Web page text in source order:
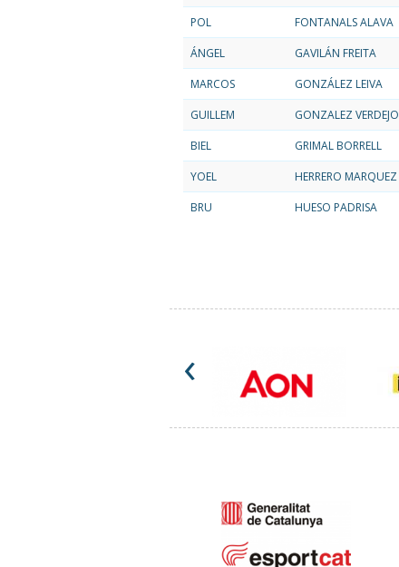
POL
FONTANALS ALAVA
ÁNGEL
GAVILÁN FREITA
MARCOS
GONZÁLEZ LEIVA
GUILLEM
GONZALEZ VERDEJO
BIEL
GRIMAL BORRELL
YOEL
HERRERO MARQUEZ
BRU
HUESO PADRISA
‹